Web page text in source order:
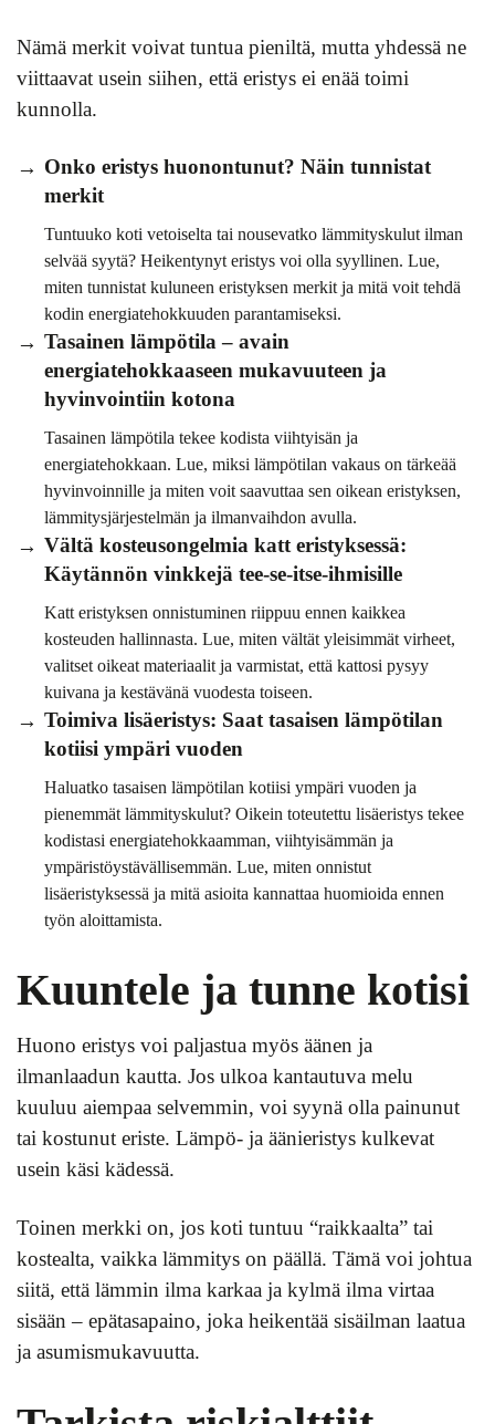
Nämä merkit voivat tuntua pieniltä, mutta yhdessä ne
viittaavat usein siihen, että eristys ei enää toimi
kunnolla.
Onko eristys huonontunut? Näin tunnistat
merkit
Tuntuuko koti vetoiselta tai nousevatko lämmityskulut ilman
selvää syytä? Heikentynyt eristys voi olla syyllinen. Lue,
miten tunnistat kuluneen eristyksen merkit ja mitä voit tehdä
kodin energiatehokkuuden parantamiseksi.
Tasainen lämpötila – avain
energiatehokkaaseen mukavuuteen ja
hyvinvointiin kotona
Tasainen lämpötila tekee kodista viihtyisän ja
energiatehokkaan. Lue, miksi lämpötilan vakaus on tärkeää
hyvinvoinnille ja miten voit saavuttaa sen oikean eristyksen,
lämmitysjärjestelmän ja ilmanvaihdon avulla.
Vältä kosteusongelmia katt eristyksessä:
Käytännön vinkkejä tee-se-itse‑ihmisille
Katt eristyksen onnistuminen riippuu ennen kaikkea
kosteuden hallinnasta. Lue, miten vältät yleisimmät virheet,
valitset oikeat materiaalit ja varmistat, että kattosi pysyy
kuivana ja kestävänä vuodesta toiseen.
Toimiva lisäeristys: Saat tasaisen lämpötilan
kotiisi ympäri vuoden
Haluatko tasaisen lämpötilan kotiisi ympäri vuoden ja
pienemmät lämmityskulut? Oikein toteutettu lisäeristys tekee
kodistasi energiatehokkaamman, viihtyisämmän ja
ympäristöystävällisemmän. Lue, miten onnistut
lisäeristyksessä ja mitä asioita kannattaa huomioida ennen
työn aloittamista.
Kuuntele ja tunne kotisi
Huono eristys voi paljastua myös äänen ja
ilmanlaadun kautta. Jos ulkoa kantautuva melu
kuuluu aiempaa selvemmin, voi syynä olla painunut
tai kostunut eriste. Lämpö- ja äänieristys kulkevat
usein käsi kädessä.
Toinen merkki on, jos koti tuntuu “raikkaalta” tai
kostealta, vaikka lämmitys on päällä. Tämä voi johtua
siitä, että lämmin ilma karkaa ja kylmä ilma virtaa
sisään – epätasapaino, joka heikentää sisäilman laatua
ja asumismukavuutta.